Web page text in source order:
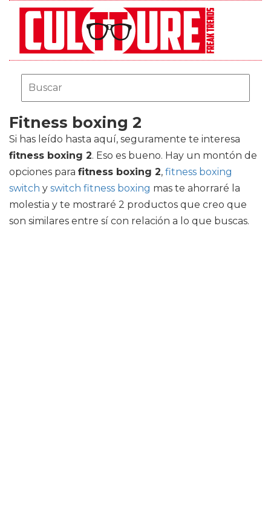
Fitness boxing 2
Si has leído hasta aquí, seguramente te interesa
fitness boxing 2. Eso es bueno. Hay un montón de
opciones para fitness boxing 2, fitness boxing
switch y switch fitness boxing mas te ahorraré la
molestia y te mostraré 2 productos que creo que
son similares entre sí con relación a lo que buscas.